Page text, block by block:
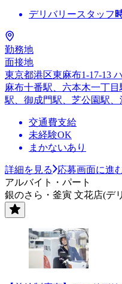
デリバリースタッフ
勤務地
面接地
東京都港区東麻布1-17-13
麻布十番駅、六本木一丁
駅、御成門駅、芝公園駅
交通費支給
未経験OK
まかないあり
詳細を見る
応募画面に進
アルバイト・パート
銀のさら・釜寅 文花店(デ